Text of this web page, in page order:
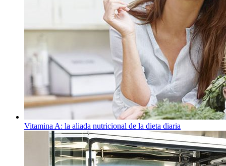
Vitamina A: la aliada nutricional de la dieta diaria